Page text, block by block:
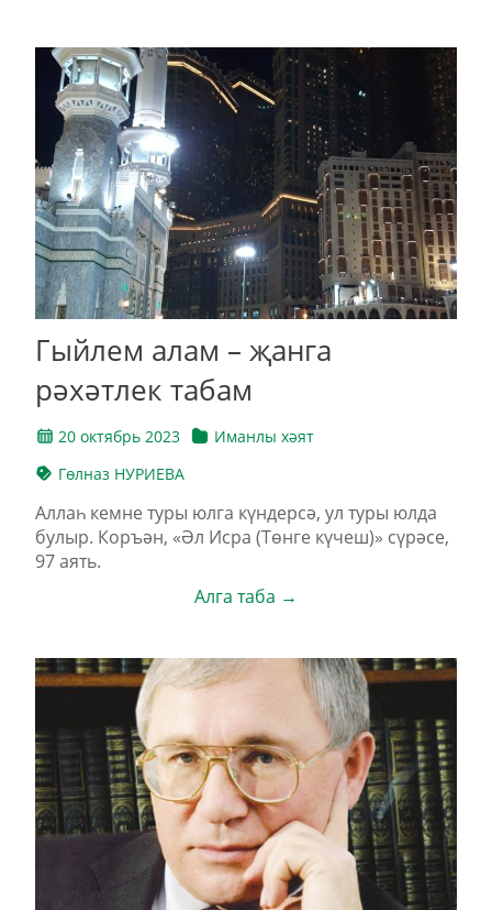
Гыйлем алам – җанга
рәхәтлек табам
20 октябрь 2023
Иманлы хәят
Гөлназ НУРИЕВА
Аллаһ кемне туры юлга күндерсә, ул туры юлда
булыр. Коръән, «Әл Исра (Төнге күчеш)» сүрәсе,
97 аять.
Алга таба →